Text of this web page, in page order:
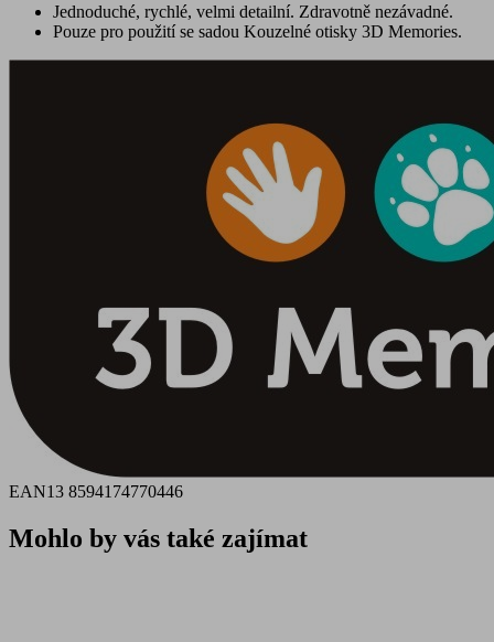
Jednoduché, rychlé, velmi detailní. Zdravotně nezávadné.
Pouze pro použití se sadou Kouzelné otisky 3D Memories.
EAN13 8594174770446
Mohlo by vás také zajímat